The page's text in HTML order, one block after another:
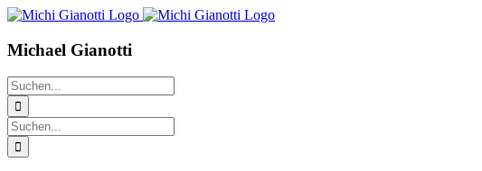
Zum
springen
Facebook
LinkedIn
X
Michael Gianotti
Suche
nach:
Suche
nach: